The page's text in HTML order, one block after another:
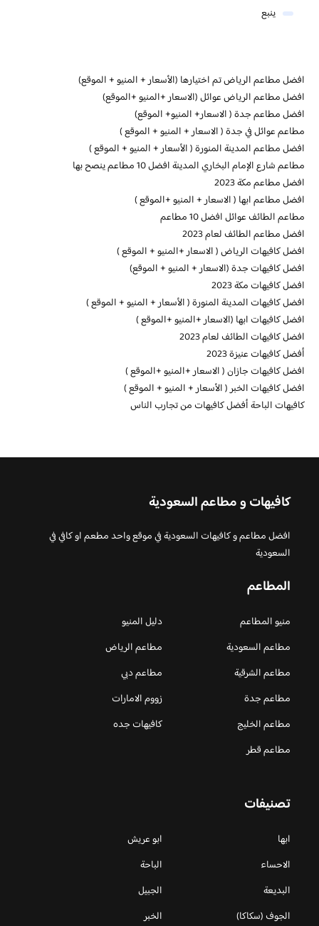
ينبع
افضل مطاعم الرياض تم اختيارها (الأسعار + المنيو + الموقع)
افضل مطاعم الرياض عوائل (الاسعار +المنيو +الموقع)
افضل مطاعم جدة ( الاسعار+ المنيو+ الموقع)
مطاعم عوائل في جدة ( الاسعار + المنيو + الموقع )
افضل مطاعم المدينة المنورة ( الأسعار + المنيو + الموقع )
مطاعم شارع الإمام البخاري المدينة افضل 10 مطاعم ينصح بها
افضل مطاعم مكة 2023
افضل مطاعم ابها ( الاسعار + المنيو +الموقع )
مطاعم الطائف عوائل افضل 10 مطاعم
افضل مطاعم الطائف لعام 2023
افضل كافيهات الرياض ( الاسعار +المنيو + الموقع )
افضل كافيهات جدة (الاسعار + المنيو + الموقع)
افضل كافيهات مكة 2023
افضل كافيهات المدينة المنورة ( الأسعار + المنيو + الموقع )
افضل كافيهات ابها (الاسعار +المنيو +الموقع )
افضل كافيهات الطائف لعام 2023
أفضل كافيهات عنيزة 2023
افضل كافيهات جازان ( الاسعار +المنيو +الموقع )
افضل كافيهات الخبر ( الأسعار + المنيو + الموقع )
كافيهات الباحة أفضل كافيهات من تجارب الناس
كافيهات و مطاعم السعودية
افضل مطاعم و كافيهات السعودية في موقع واحد مطعم او كافي في
السعودية
المطاعم
منيو المطاعم
دليل المنيو
مطاعم السعودية
مطاعم الرياض
مطاعم الشرقية
مطاعم دبي
مطاعم جدة
زووم الامارات
مطاعم الخليج
كافيهات جده
مطاعم قطر
تصنيفات
ابها
ابو عريش
الاحساء
الباحة
البديعة
الجبيل
الجوف (سكاكا)
الخبر